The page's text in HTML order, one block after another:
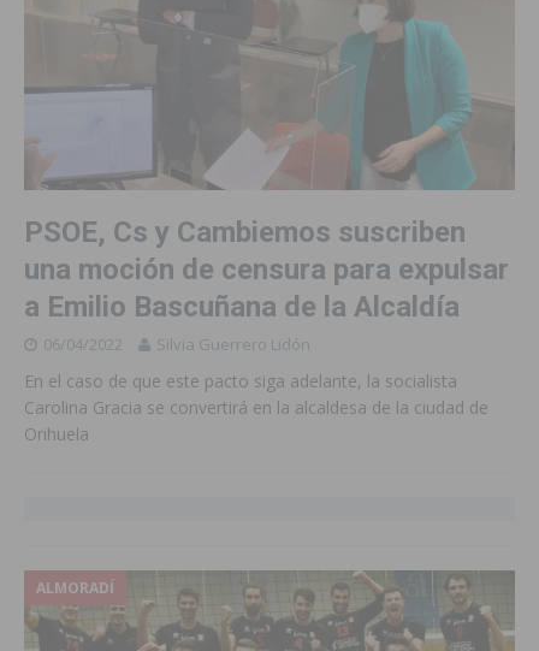
PSOE, Cs y Cambiemos suscriben
una moción de censura para expulsar
a Emilio Bascuñana de la Alcaldía
06/04/2022 Silvia Guerrero Lidón
En el caso de que este pacto siga adelante, la socialista
Carolina Gracia se convertirá en la alcaldesa de la ciudad de
Orihuela
ALMORADÍ